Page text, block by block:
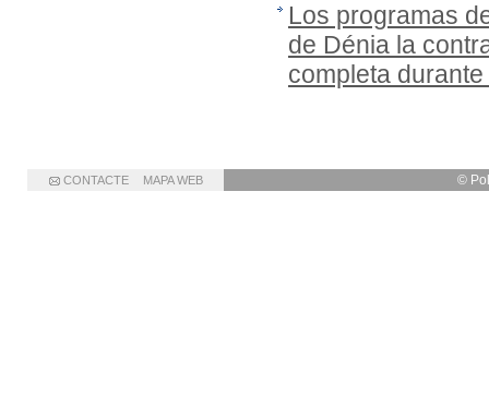
Los programas
de Dénia la
completa
©
CONTACTE MAPA WEB